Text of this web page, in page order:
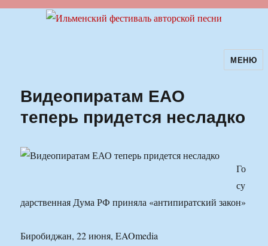
Ильменский фестиваль авторскойМЕНЮ
Видеопиратам ЕАО
теперь придется несладко
Го
су
дарственная Дума РФ приняла «антипиратский закон»
Биробиджан, 22 июня, EAOmedia